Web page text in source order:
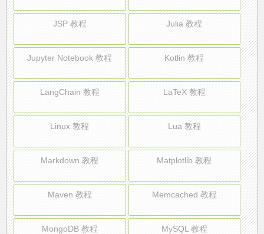
JSP 教程 Julia 教程
Jupyter Notebook 教程 Kotlin 教程
LangChain 教程 LaTeX 教程
Linux 教程 Lua 教程
Markdown 教程 Matplotlib 教程
Maven 教程 Memcached 教程
MongoDB 教程 MySQL 教程